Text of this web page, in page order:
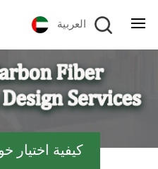
العربية
كيفية اختيار